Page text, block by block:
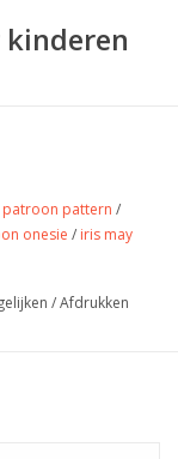
(30-50). Het
(stevigere) niet-
patroon pattern /
onesie / iris may
/Afdrukken